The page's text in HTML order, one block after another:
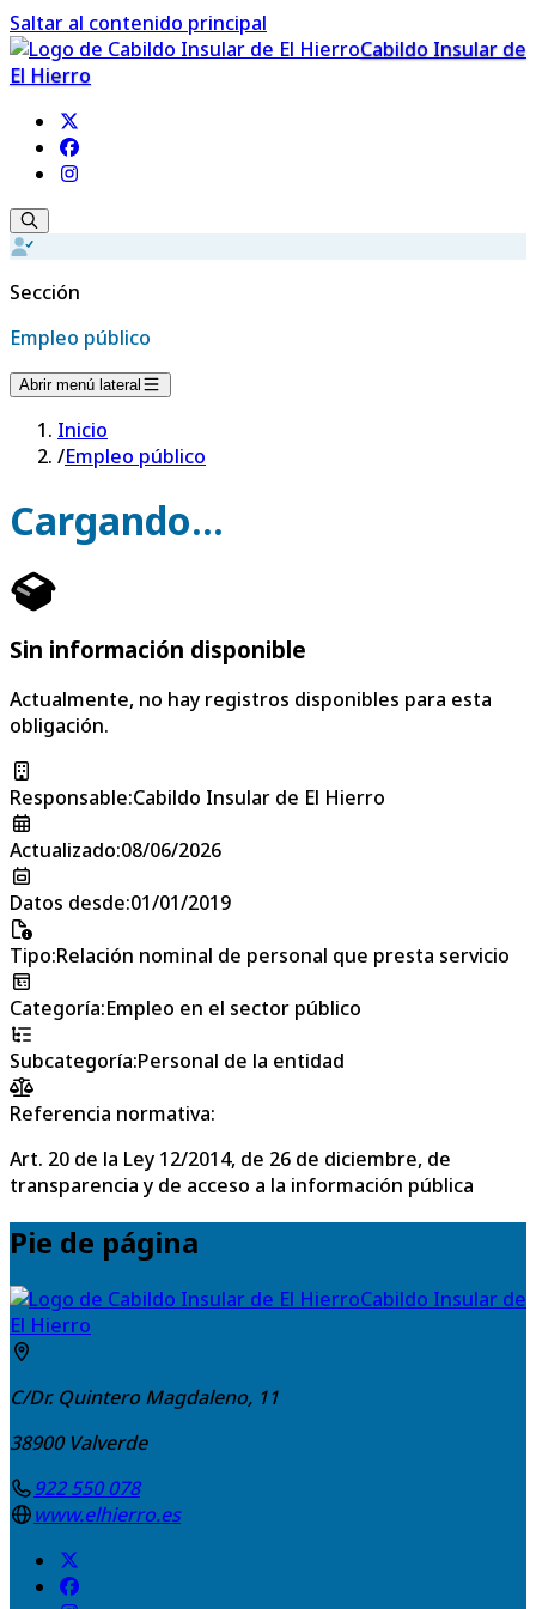
Saltar al contenido principal
Cabildo Insular de
El Hierro
Sección
Empleo público
Abrir menú lateral
Inicio
/Empleo público
Cargando...
Sin información disponible
Actualmente, no hay registros disponibles para esta
obligación.
Responsable:Cabildo Insular de El Hierro
Actualizado:08/06/2026
Datos desde:01/01/2019
Tipo:Relación nominal de personal que presta servicio
Categoría:Empleo en el sector público
Subcategoría:Personal de la entidad
Referencia normativa:
Art. 20 de la Ley 12/2014, de 26 de diciembre, de
transparencia y de acceso a la información pública
Pie de página
Cabildo Insular de
El Hierro
C/Dr. Quintero Magdaleno, 11
38900 Valverde
922 550 078
www.elhierro.es